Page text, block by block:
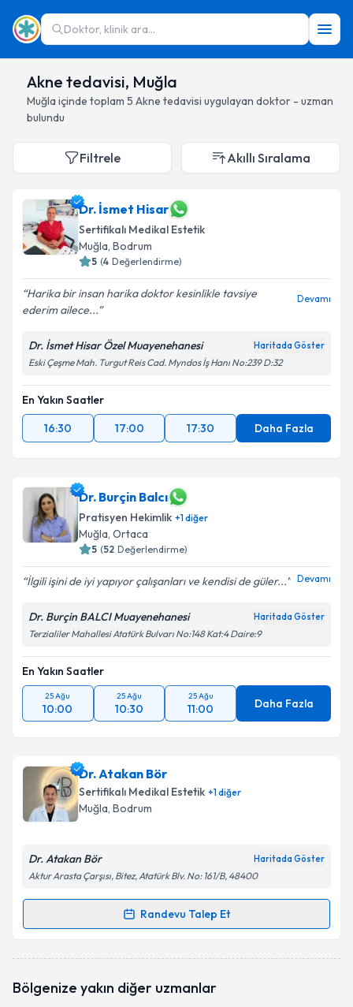
Doktor, klinik ara...
Akne tedavisi, Muğla
Muğla içinde toplam 5 Akne tedavisi uygulayan doktor - uzman
bulundu
Filtrele Akıllı Sıralama
Dr. İsmet Hisar
Sertifikalı Medikal Estetik
Muğla, Bodrum
5 (4 Değerlendirme)
Harika bir insan harika doktor kesinlikle tavsiye
ederim ailece...
Devamı
Dr. İsmet Hisar Özel Muayenehanesi Haritada Göster
Eski Çeşme Mah. Turgut Reis Cad. Myndos İş Hanı No:239 D:32
En Yakın Saatler
16:30
17:00 17:30 Daha Fazla
Dr. Burçin Balcı
Pratisyen Hekimlik +1diğer
Muğla, Ortaca
5 (52 Değerlendirme)
İlgili işini de iyi yapıyor çalışanları ve kendisi de güler... Devamı
Dr. Burçin BALCI Muayenehanesi Haritada Göster
Terzialiler Mahallesi Atatürk Bulvarı No:148 Kat:4 Daire:9
En Yakın Saatler
25 Ağu
10:00
25 Ağu
10:30
25 Ağu
11:00 Daha Fazla
Dr. Atakan Bör
Sertifikalı Medikal Estetik +1diğer
Muğla, Bodrum
Dr. Atakan Bör Haritada Göster
Aktur Arasta Çarşısı, Bitez, Atatürk Blv. No: 161/B, 48400
Randevu Talep Et
Randevu Takvimi Talebi
Size bu uzmandan randevu almanız için bir takvim
Bölgenize yakın diğer uzmanlar